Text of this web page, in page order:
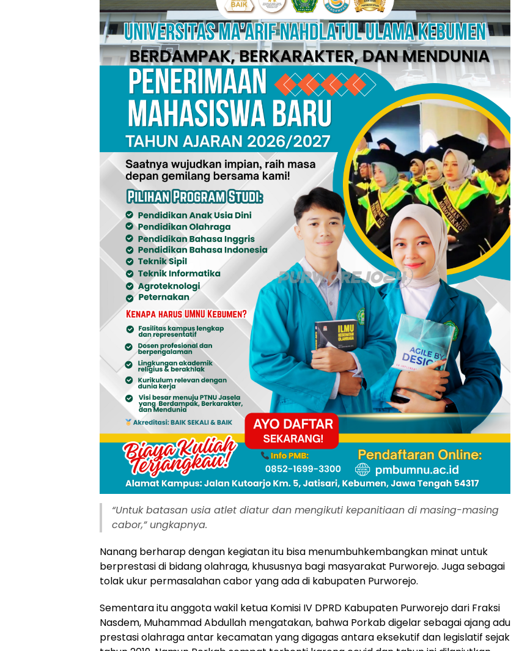
“Untuk batasan usia atlet diatur dan mengikuti kepanitiaan di masing-masing
cabor,” ungkapnya.
Nanang berharap dengan kegiatan itu bisa menumbuhkembangkan minat untuk
berprestasi di bidang olahraga, khususnya bagi masyarakat Purworejo. Juga sebagai
tolak ukur permasalahan cabor yang ada di kabupaten Purworejo.
Sementara itu anggota wakil ketua Komisi IV DPRD Kabupaten Purworejo dari Fraksi
Nasdem, Muhammad Abdullah mengatakan, bahwa Porkab digelar sebagai ajang adu
prestasi olahraga antar kecamatan yang digagas antara eksekutif dan legislatif sejak